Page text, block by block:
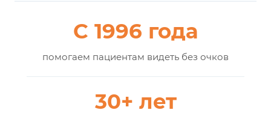
С 1996 года
помогаем пациентам видеть без очков
30+ лет